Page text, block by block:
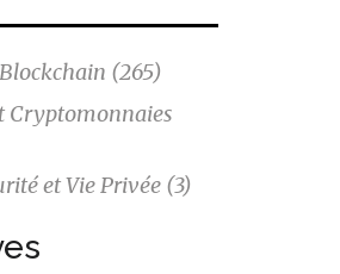
(265)
Cryptomonnaies
et Vie Privée (3)